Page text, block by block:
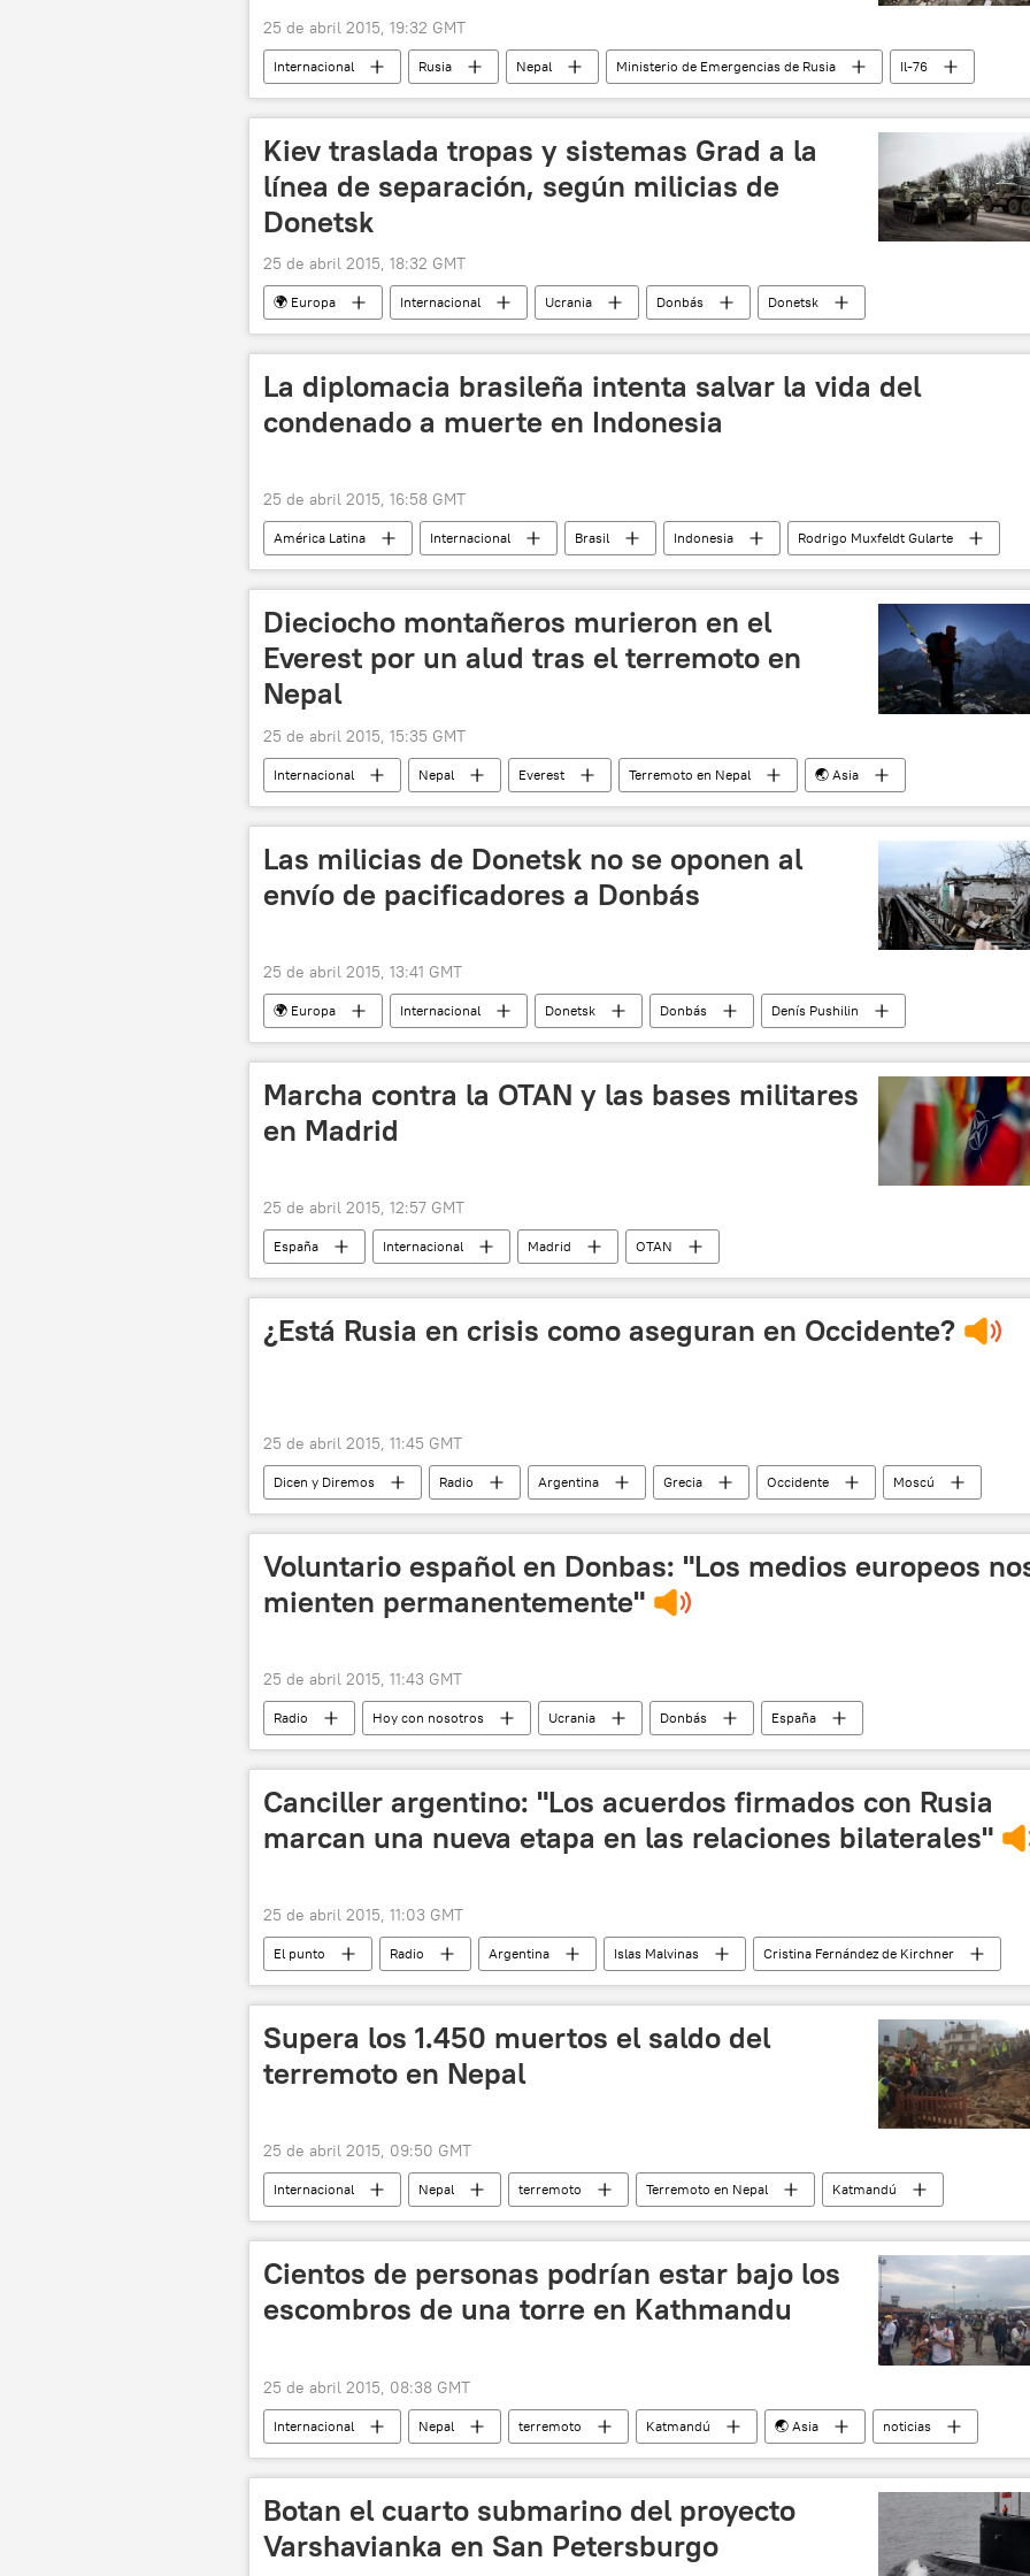
25 de abril 2015, 19:32 GMT
Internacional Rusia Nepal Ministerio de Emergencias de Rusia
Il-76
BO-105
Terremoto en Nepal 🌏 Asia noticias
Kiev traslada tropas y sistemas Grad a la
línea de separación, según milicias de
Donetsk
25 de abril 2015, 18:32 GMT
🌍 Europa Internacional Ucrania Donbás
Donetsk
Eduard Basurin
Grad
Situación en Donbás (primavera de 2015)
La diplomacia brasileña intenta salvar la vida del
condenado a muerte en Indonesia
25 de abril 2015, 16:58 GMT
América Latina Internacional Brasil Indonesia
Rodrigo Muxfeldt Gularte
Ministerio de Exteriores de Brasil
ejecución
Ejecuciones de extranjeros en Indonesia
Dieciocho montañeros murieron en el
Everest por un alud tras el terremoto en
Nepal
25 de abril 2015, 15:35 GMT
Internacional Nepal Everest Terremoto en Nepal
🌏 Asia
noticias
Las milicias de Donetsk no se oponen al
envío de pacificadores a Donbás
25 de abril 2015, 13:41 GMT
🌍 Europa Internacional Donetsk Donbás
Denís Pushilin
acuerdos de Minsk
Situación en Donbás (primavera de 2015)
república popular de Donetsk
Marcha contra la OTAN y las bases militares
en Madrid
25 de abril 2015, 12:57 GMT
España Internacional Madrid
OTAN
España, cada vez más activa en la OTAN
noticias
¿Está Rusia en crisis como aseguran en Occidente?
25 de abril 2015, 11:45 GMT
Dicen y Diremos Radio Argentina Grecia Occidente
Moscú
China
Washington Cristina Fernández de Kirchner
Alexis Tsipras
Voluntario español en Donbas: "Los medios europeos
mienten permanentemente"
25 de abril 2015, 11:43 GMT
Radio Hoy con nosotros Ucrania Donbás España
Canciller argentino: "Los acuerdos firmados con Rusia
marcan una nueva etapa en las relaciones bilaterales"
25 de abril 2015, 11:03 GMT
El punto Radio Argentina Islas Malvinas
Cristina Fernández de Kirchner
Vladímir Putin
Hector Timmerman Hugo Alberto Dragonetti
Carlos Casamiquela
Supera los 1.450 muertos el saldo del
terremoto en Nepal
25 de abril 2015, 09:50 GMT
Internacional Nepal terremoto Terremoto en Nepal
Katmandú
🌏 Asia
noticias
Cientos de personas podrían estar bajo los
escombros de una torre en Kathmandu
25 de abril 2015, 08:38 GMT
Internacional Nepal terremoto Katmandú 🌏 Asia noticias
Botan el cuarto submarino del proyecto
Varshavianka en San Petersburgo